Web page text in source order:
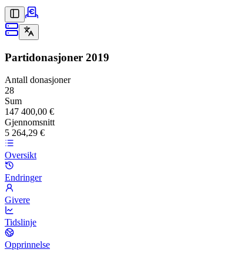
Partidonasjoner 2019
Antall donasjoner
28
Sum
147 400,00 €
Gjennomsnitt
5 264,29 €
Oversikt
Endringer
Givere
Tidslinje
Opprinnelse